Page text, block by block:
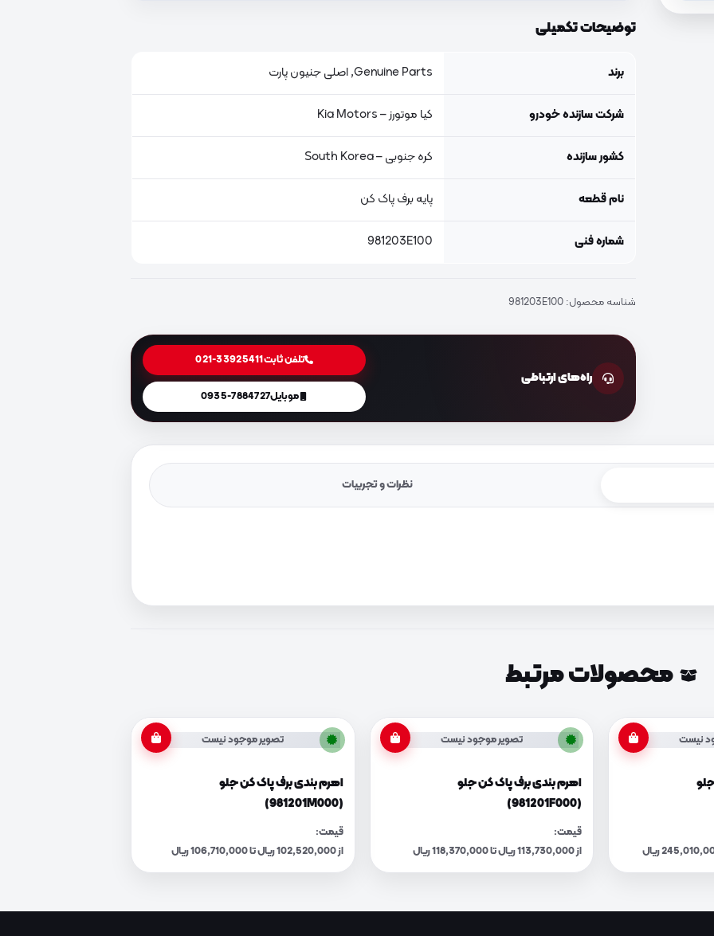
توضیحات تکمیلی
برند Genuine Parts, اصلی جنیون پارت
شرکت سازنده خودرو کیا موتورز – Kia Motors
کشور سازنده کره جنوبی – South Korea
نام قطعه پایه برف پاک کن
شماره فنی 981203E100
شناسه محصول:981203E100
راه‌های ارتباطی
تلفن ثابت021-33925411
موبایل0935-7884727
نظرات و تجربیات
محصولات مرتبط
نیست تصویر موجود نیست
اهرم بندی برف پاک کن جلو
(981201F000)
قیمت:
از 113,730,000 ریال تا 118,370,000 ریال
تصویر موجود نیست
اهرم بندی برف پاک کن جلو
(981201M000)
قیمت:
از 102,520,000 ریال تا 106,710,000 ریال